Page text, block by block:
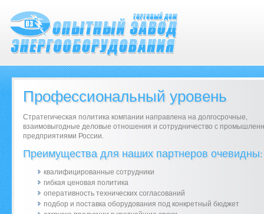
Профессиональный уровень
Стратегическая политика компании направлена на долгосрочные,
взаимовыгодные деловые отношения и сотрудничество с
предприятиями России.
Преимущества для наших партнеров очевидны:
квалифицированные сотрудники
гибкая ценовая политика
оперативность технических согласований
подбор и поставка оборудования под конкретный бюджет